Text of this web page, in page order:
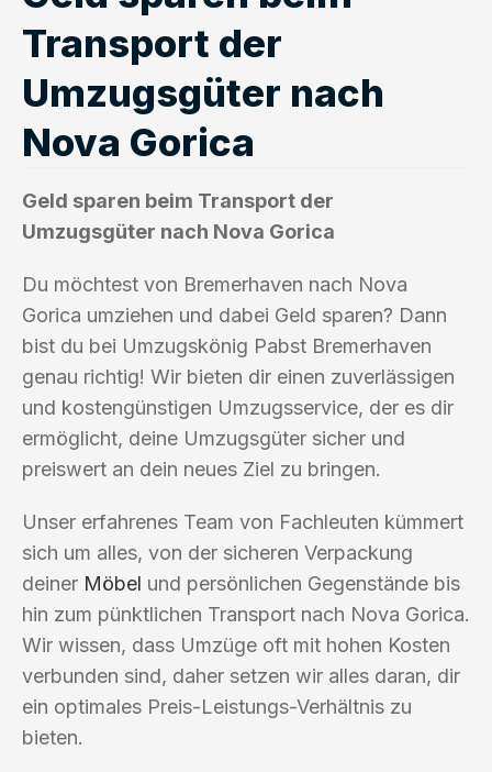
Transport der
Umzugsgüter nach
Nova Gorica
Geld sparen beim Transport der
Umzugsgüter nach Nova Gorica
Du möchtest von Bremerhaven nach Nova
Gorica umziehen und dabei Geld sparen? Dann
bist du bei Umzugskönig Pabst Bremerhaven
genau richtig! Wir bieten dir einen zuverlässigen
und kostengünstigen Umzugsservice, der es dir
ermöglicht, deine Umzugsgüter sicher und
preiswert an dein neues Ziel zu bringen.
Unser erfahrenes Team von Fachleuten kümmert
sich um alles, von der sicheren Verpackung
deiner Möbel und persönlichen Gegenstände bis
hin zum pünktlichen Transport nach Nova Gorica.
Wir wissen, dass Umzüge oft mit hohen Kosten
verbunden sind, daher setzen wir alles daran, dir
ein optimales Preis-Leistungs-Verhältnis zu
bieten.